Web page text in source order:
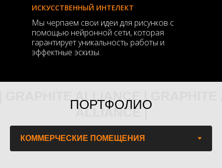
Мы черпаем свои идеи для рисунков с
помощью нейронной сети, которая
гарантирует уникальность работы и
эффектные эскизы.
ИСКУССТВЕННЫЙ ИНТЕЛЕКТ
ALLIANCE |
ПОРТФОЛИО